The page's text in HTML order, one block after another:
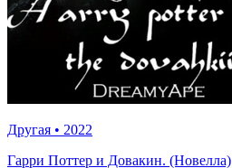
Другая • 2022
Гарри Поттер и Довакин. (Новелла)